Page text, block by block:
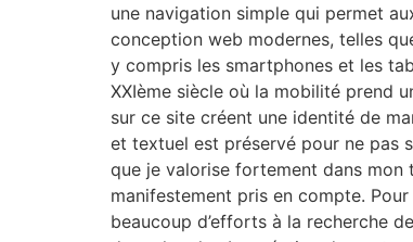
une navigation simple qui permet
conception web modernes, telles
y compris les smartphones et les
XXIème siècle où la mobilité prend
sur ce site créent une identité de
et textuel est préservé pour ne pas
que je valorise fortement dans mon
manifestement pris en compte.
beaucoup d’efforts à la recherche